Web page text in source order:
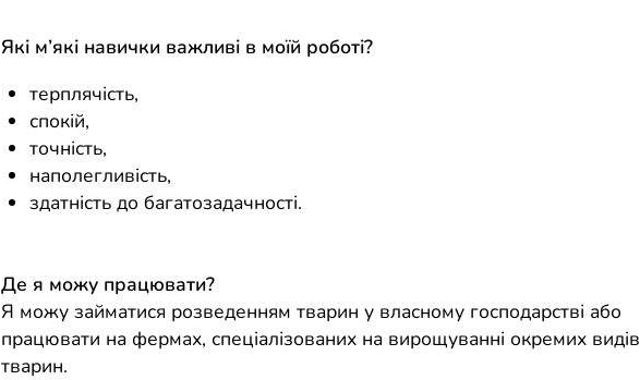
Які м’які навички важливі в моїй роботі?
терплячість,
спокій,
точність,
наполегливість,
здатність до багатозадачності.
Де я можу працювати?
Я можу займатися розведенням тварин у власному господарстві або
працювати на фермах, спеціалізованих на вирощуванні окремих видів
тварин.